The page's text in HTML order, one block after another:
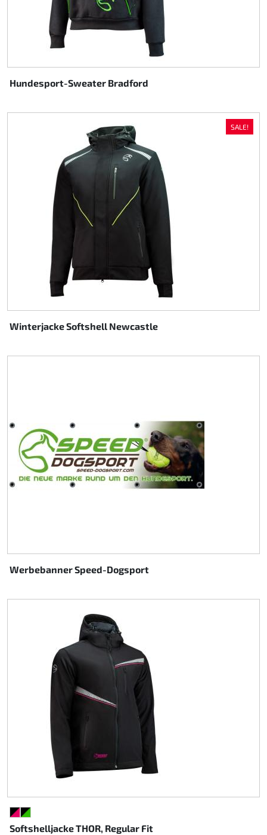
Hundesport-Sweater Bradford
SALE!
Winterjacke Softshell Newcastle
Werbebanner Speed-Dogsport
Softshelljacke THOR, Regular Fit
SCHWARZ/PINK
SCHWARZ/GRÜN